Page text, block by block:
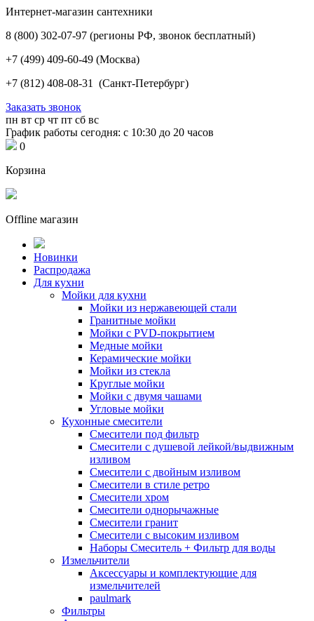
Интернет-магазин сантехники
8 (800) 302-07-97 (регионы РФ, звонок бесплатный)
+7 (499) 409-60-49 (Москва)
+7 (812) 408-08-31 (Санкт-Петербург)
Заказать звонок
пн вт ср чт пт сб вс
График работы сегодня: с 10:30 до 20 часов
0
Корзина
Offline магазин
Новинки
Распродажа
Для кухни
Мойки для кухни
Мойки из нержавеющей стали
Гранитные мойки
Мойки с PVD-покрытием
Медные мойки
Керамические мойки
Мойки из стекла
Круглые мойки
Мойки с двумя чашами
Угловые мойки
Кухонные смесители
Смесители под фильтр
Смесители с душевой лейкой/выдвижным
изливом
Смесители с двойным изливом
Смесители в стиле ретро
Смесители хром
Смесители однорычажные
Смесители гранит
Смесители с высоким изливом
Наборы Смеситель + Фильтр для воды
Измельчители
Аксессуары и комплектующие для
измельчителей
paulmark
Фильтры